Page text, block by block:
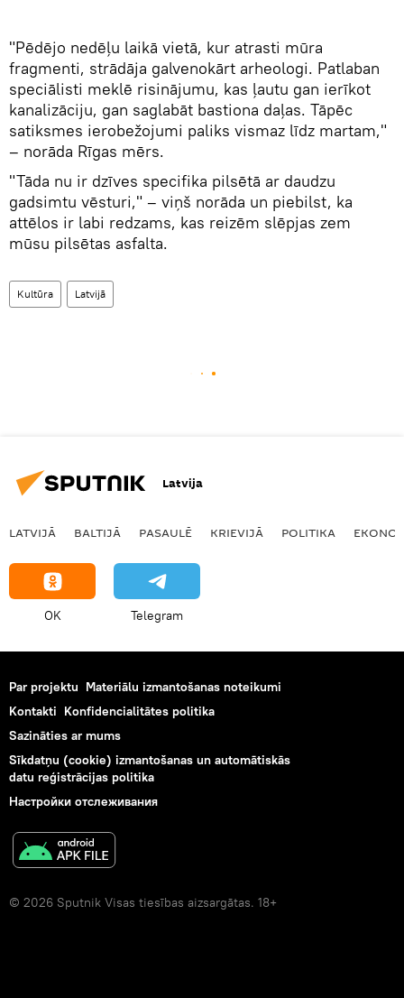
"Pēdējo nedēļu laikā vietā, kur atrasti mūra
fragmenti, strādāja galvenokārt arheologi. Patlaban
speciālisti meklē risinājumu, kas ļautu gan ierīkot
kanalizāciju, gan saglabāt bastiona daļas. Tāpēc
satiksmes ierobežojumi paliks vismaz līdz martam,"
– norāda Rīgas mērs.
"Tāda nu ir dzīves specifika pilsētā ar daudzu
gadsimtu vēsturi," – viņš norāda un piebilst, ka
attēlos ir labi redzams, kas reizēm slēpjas zem
mūsu pilsētas asfalta.
Kultūra Latvijā
Latvija
LATVIJĀ BALTIJĀ PASAULĒ KRIEVIJĀ POLITIKA
OK Telegram
Par projektu Materiālu izmantošanas noteikumi
Kontakti Konfidencialitātes politika
Sazināties ar mums
Sīkdatņu (cookie) izmantošanas un automātiskās
datu reģistrācijas politika
Настройки отслеживания
© 2026 Sputnik Visas tiesības aizsargātas. 18+